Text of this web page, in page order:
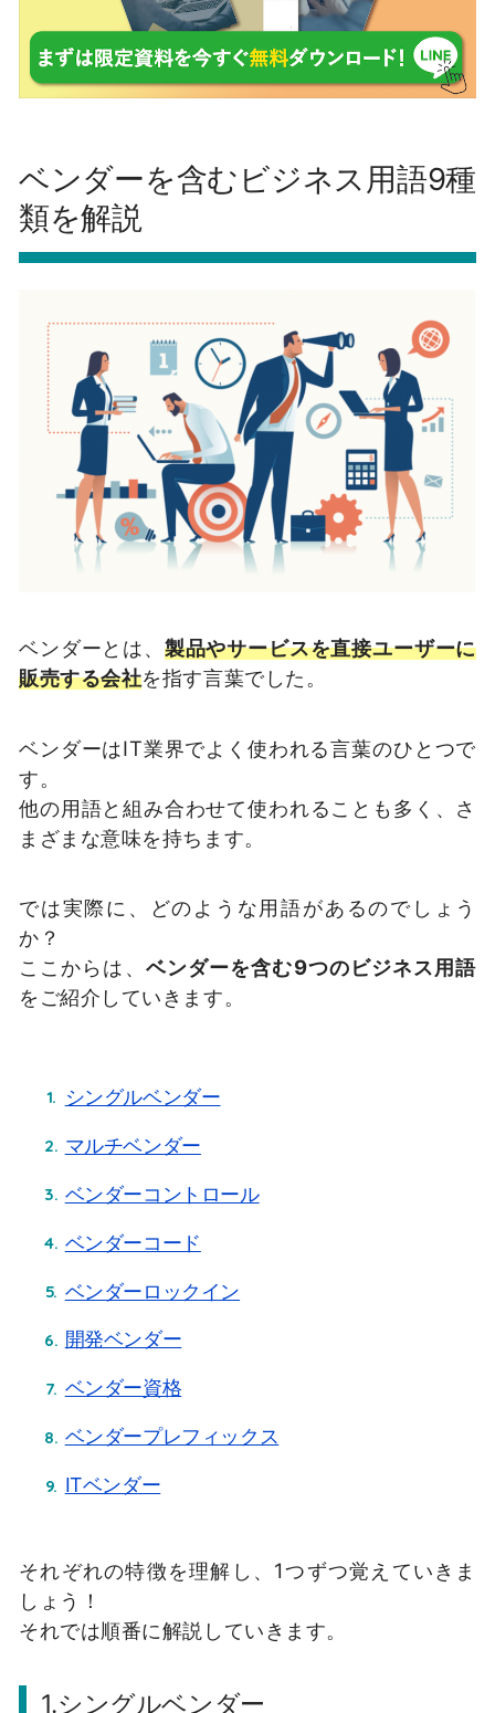
ベンダーを含むビジネス用語9種
類を解説
ベンダーとは、 製品やサービスを直接ユーザーに
販売する会社を指す言葉でした。
ベンダーはIT業界でよく使われる言葉のひとつで
す。
他の用語と組み合わせて使われることも多く、さ
まざまな意味を持ちます。
では実際に、どのような用語があるのでしょう
か？
ここからは、 ベンダーを含む9つのビジネス用語
をご紹介していきます。
シングルベンダー
マルチベンダー
ベンダーコントロール
ベンダーコード
ベンダーロックイン
開発ベンダー
ベンダー資格
ベンダープレフィックス
ITベンダー
それぞれの特徴を理解し、1つずつ覚えていきま
しょう！
それでは順番に解説していきます。
1.シングルベンダー